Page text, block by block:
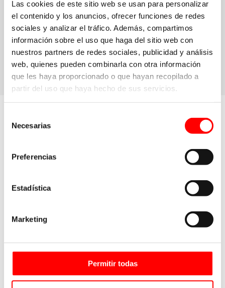
Las cookies de este sitio web se usan para personalizar
el contenido y los anuncios, ofrecer funciones de redes
sociales y analizar el tráfico. Además, compartimos
información sobre el uso que haga del sitio web con
nuestros partners de redes sociales, publicidad y análisis
web, quienes pueden combinarla con otra información
que les haya proporcionado o que hayan recopilado a
partir del uso que haya hecho de sus servicios.
Necesarias
Preferencias
Estadística
Marketing
Permitir todas
Tipos
Validación de uso